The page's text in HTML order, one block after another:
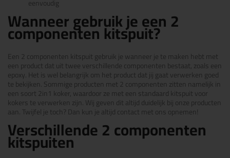
eenvoudig
Wanneer gebruik je een 2
componenten kitspuit?
Een 2 componenten kitspuit gebruik je wanneer je te maken hebt met
een product dat uit twee verschillende componenten bestaat, zoals een
epoxy. Het is wel belangrijk om het product dat jij gaat verwerken goed
te bekijken. Sommige producten met 2 componenten zitten namelijk in
een soort 2in1 koker, waardoor ze met een standaard kitspuit voor
kokers te verwerken zijn. Wij geven dit altijd duidelijk bij onze producten
aan. Twijfel je toch? Dan kun je altijd contact met ons opnemen!
Verschillende 2 componenten
kitspuiten